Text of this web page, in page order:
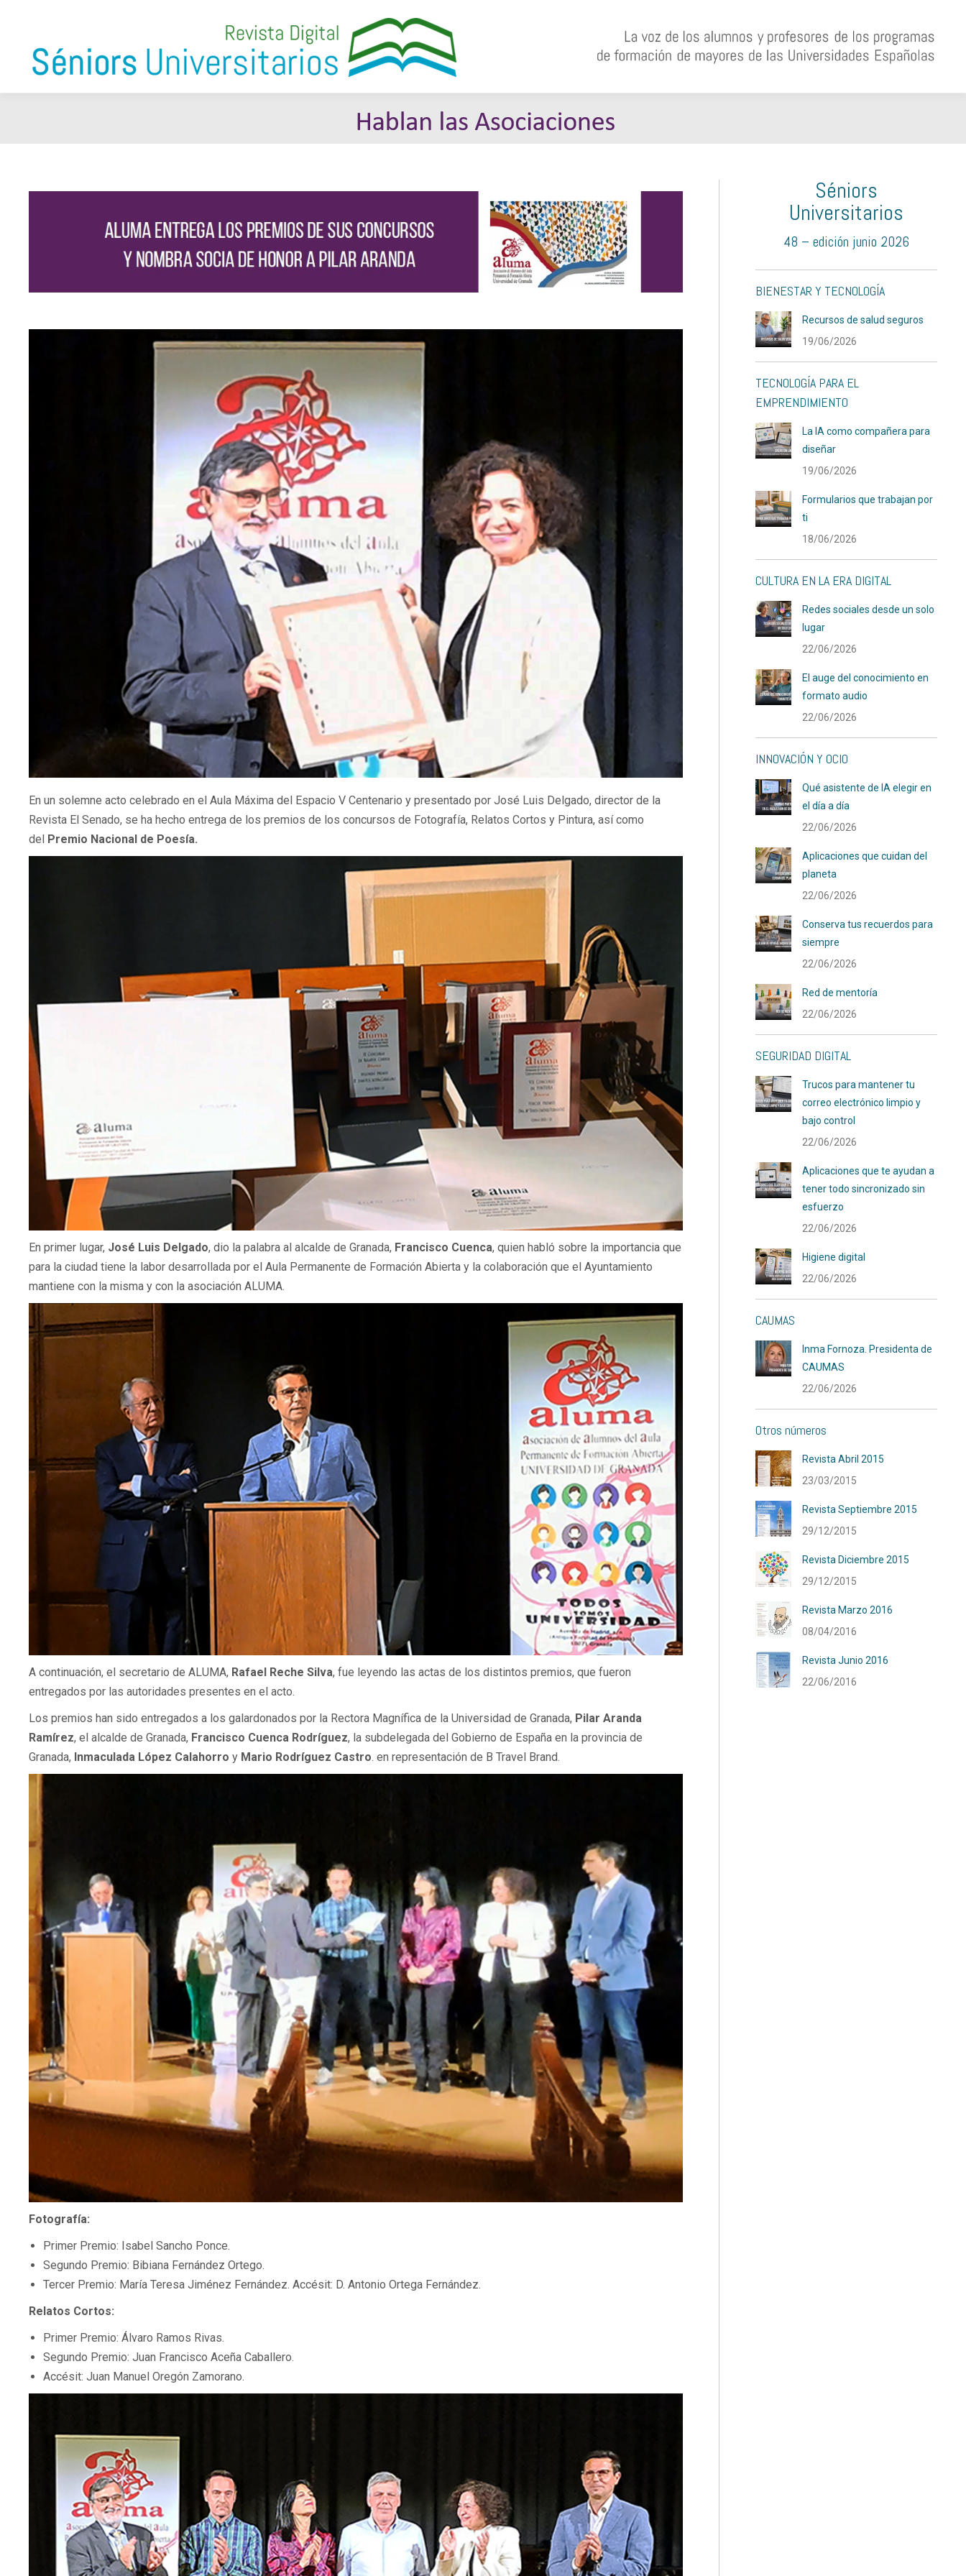
En un solemne acto celebrado en el Aula Máxima del Espacio V Centenario y presentado por José Luis Delgado, director de la
Revista El Senado, se ha hecho entrega de los premios de los concursos de Fotografía, Relatos Cortos y Pintura, así como
del
Premio Nacional de Poesía.
En primer lugar, José Luis Delgado, dio la palabra al alcalde de Granada, Francisco Cuenca, quien habló sobre la importancia que
para la ciudad tiene la labor desarrollada por el Aula Permanente de Formación Abierta y la colaboración que el Ayuntamiento
mantiene con la misma y con la asociación ALUMA.
A continuación, el secretario de ALUMA, Rafael Reche Silva, fue leyendo las actas de los distintos premios, que fueron
entregados por las autoridades presentes en el acto.
Los premios han sido entregados a los galardonados por la Rectora Magnífica de la Universidad de Granada, Pilar Aranda
Ramírez, el alcalde de Granada, Francisco Cuenca Rodríguez, la subdelegada del Gobierno de España en la provincia de
Granada, Inmaculada López Calahorro y Mario Rodríguez Castro. en representación de B Travel Brand.
Fotografía:
Primer Premio: Isabel Sancho Ponce.
Segundo Premio: Bibiana Fernández Ortego.
Tercer Premio: María Teresa Jiménez Fernández. Accésit: D. Antonio Ortega Fernández.
Relatos Cortos:
Primer Premio: Álvaro Ramos Rivas.
Segundo Premio: Juan Francisco Aceña Caballero.
Accésit: Juan Manuel Oregón Zamorano.
Séniors
Universitarios
48 – edición junio 2026
BIENESTAR Y TECNOLOGÍA
Recursos de salud seguros
19/06/2026
TECNOLOGÍA PARA EL
EMPRENDIMIENTO
La IA como compañera para
diseñar
19/06/2026
Formularios que trabajan por
ti
18/06/2026
CULTURA EN LA ERA DIGITAL
Redes sociales desde un solo
lugar
22/06/2026
El auge del conocimiento en
formato audio
22/06/2026
INNOVACIÓN Y OCIO
Qué asistente de IA elegir en
el día a día
22/06/2026
Aplicaciones que cuidan del
planeta
22/06/2026
Conserva tus recuerdos para
siempre
22/06/2026
Red de mentoría
22/06/2026
SEGURIDAD DIGITAL
Trucos para mantener tu
correo electrónico limpio y
bajo control
22/06/2026
Aplicaciones que te ayudan a
tener todo sincronizado sin
esfuerzo
22/06/2026
Higiene digital
22/06/2026
CAUMAS
Inma Fornoza. Presidenta de
CAUMAS
22/06/2026
Otros números
Revista Abril 2015
23/03/2015
Revista Septiembre 2015
29/12/2015
Revista Diciembre 2015
29/12/2015
Revista Marzo 2016
08/04/2016
Revista Junio 2016
22/06/2016